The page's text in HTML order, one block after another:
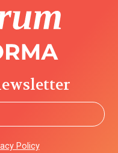
Policy